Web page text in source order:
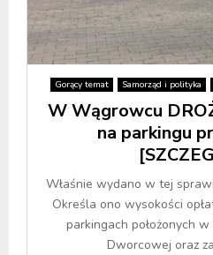
Gorący temat Samorząd i polityka
W Wągrowcu
na parkingu
Właśnie wydano w tej
Określa ono wysokości
parkingach położonych
Dworcowej oraz